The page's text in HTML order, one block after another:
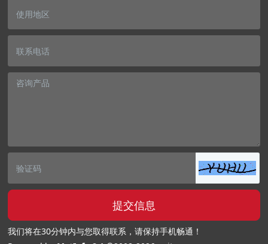
提交信息
我们将在30分钟内与您取得联系，请保持手机畅通！